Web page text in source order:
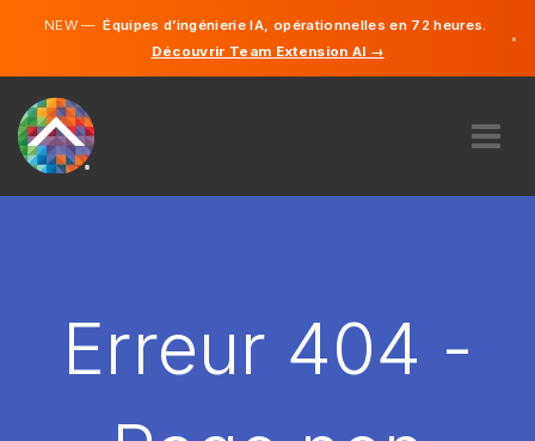
NEW —Équipes d’ingénierie IA, opérationnelles en 72 heures.
Découvrir Team Extension AI →
×
Erreur 404 -